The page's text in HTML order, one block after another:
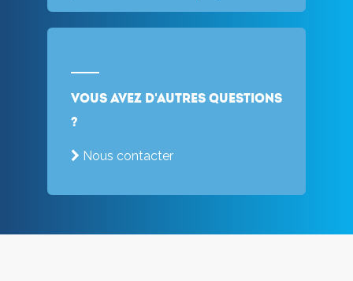
Vous avez d'autres questions
?
Nous contacter